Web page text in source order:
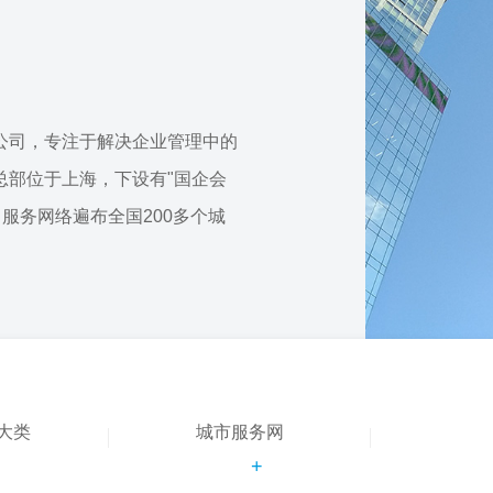
，专注于解决企业管理中的
部位于上海，下设有"国企会
务网络遍布全国200多个城
类 城市服务网
+